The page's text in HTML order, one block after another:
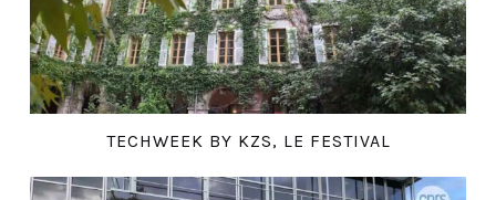
TECHWEEK BY KZS, LE FESTIVAL